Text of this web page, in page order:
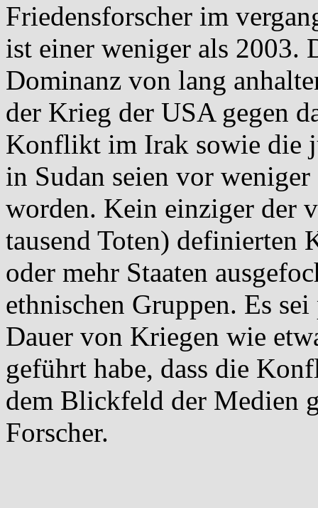
Friedensforscher im
ist einer weniger als 2003.
Dominanz von lang
der Krieg der USA gegen
Konflikt im Irak sowie die
in Sudan seien vor
worden. Kein einziger der
tausend Toten) definierten
oder mehr Staaten
ethnischen Gruppen. Es
Dauer von Kriegen wie
geführt habe, dass die
dem Blickfeld der Medien
Forscher.